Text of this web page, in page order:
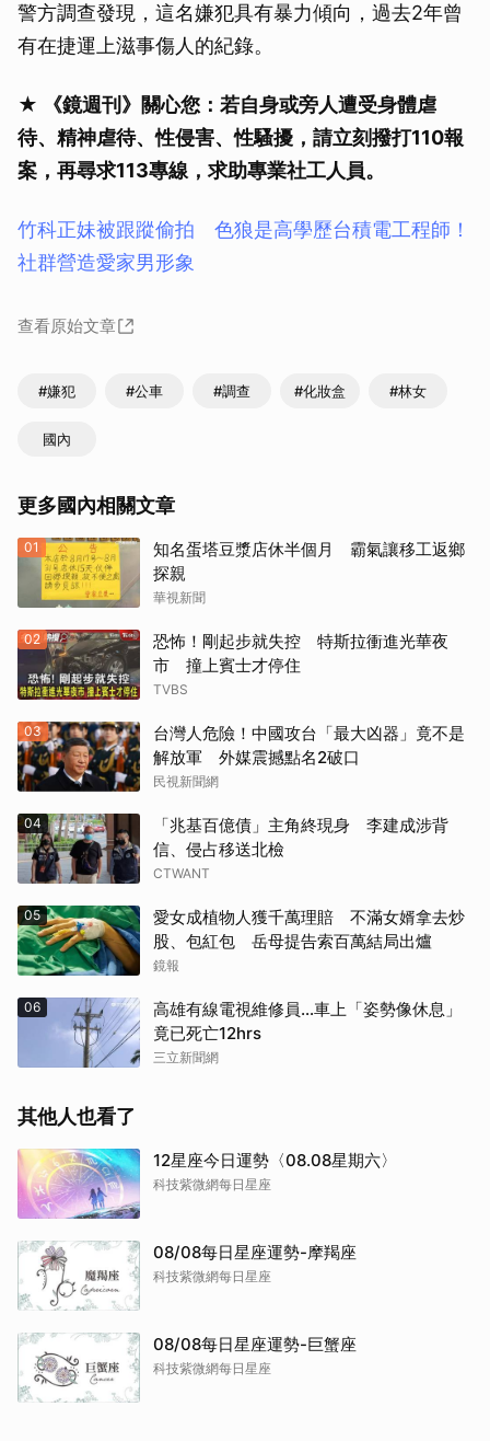
警方調查發現，這名嫌犯具有暴力傾向，過去2年曾
有在捷運上滋事傷人的紀錄。
★ 《鏡週刊》關心您：若自身或旁人遭受身體虐
待、精神虐待、性侵害、性騷擾，請立刻撥打110報
案，再尋求113專線，求助專業社工人員。
竹科正妹被跟蹤偷拍 色狼是高學歷台積電工程師！
社群營造愛家男形象
查看原始文章
#嫌犯 #公車 #調查 #化妝盒 #林女
國內
更多國內相關文章
01
知名蛋塔豆漿店休半個月 霸氣讓移工返鄉
探親
華視新聞
02
恐怖！剛起步就失控 特斯拉衝進光華夜
市 撞上賓士才停住
TVBS
03
台灣人危險！中國攻台「最大凶器」竟不是
解放軍 外媒震撼點名2破口
民視新聞網
04
「兆基百億債」主角終現身 李建成涉背
信、侵占移送北檢
CTWANT
05
愛女成植物人獲千萬理賠 不滿女婿拿去炒
股、包紅包 岳母提告索百萬結局出爐
鏡報
06
高雄有線電視維修員…車上「姿勢像休息」
竟已死亡12hrs
三立新聞網
其他人也看了
12星座今日運勢〈08.08星期六〉
科技紫微網每日星座
08/08每日星座運勢-摩羯座
科技紫微網每日星座
08/08每日星座運勢-巨蟹座
科技紫微網每日星座